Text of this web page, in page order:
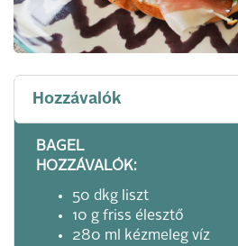
Hozzávalók
BAGEL
HOZZÁVALÓK:
50 dkg liszt
10 g friss élesztő
280 ml kézmeleg víz